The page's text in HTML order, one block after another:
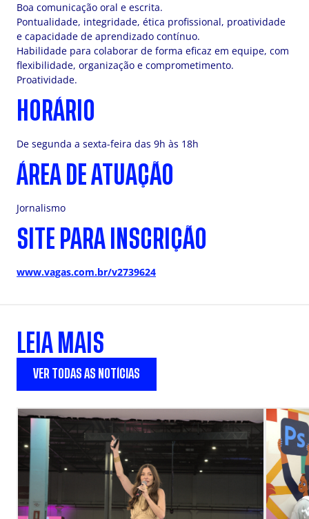
Boa comunicação oral e escrita.
Pontualidade, integridade, ética profissional, proatividade
e capacidade de aprendizado contínuo.
Habilidade para colaborar de forma eficaz em equipe, com
flexibilidade, organização e comprometimento.
Proatividade.
HORÁRIO
De segunda a sexta-feira das 9h às 18h
ÁREA DE ATUAÇÃO
Jornalismo
SITE PARA INSCRIÇÃO
www.vagas.com.br/v2739624
LEIA MAIS
VER TODAS AS NOTÍCIAS